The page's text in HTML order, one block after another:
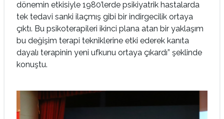
dönemin etkisiyle 1980’lerde psikiyatrik hastalarda
tek tedavi sanki ilaçmış gibi bir indirgecilik ortaya
çıktı. Bu psikoterapileri ikinci plana atan bir yaklaşım
bu değişim terapi tekniklerine etki ederek kanıta
dayalı terapinin yeni ufkunu ortaya çıkardı” şeklinde
konuştu.